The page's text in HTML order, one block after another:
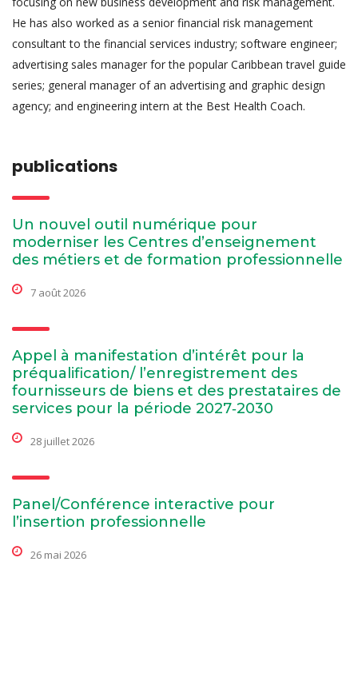
He has also worked as a senior financial risk management
consultant to the financial services industry; software engineer;
advertising sales manager for the popular Caribbean travel guide
series; general manager of an advertising and graphic design
agency; and engineering intern at the Best Health Coach.
publications
Un nouvel outil numérique pour
moderniser les Centres d’enseignement
des métiers et de formation professionnelle
7 août 2026
Appel à manifestation d’intérêt pour la
préqualification/ l’enregistrement des
fournisseurs de biens et des prestataires de
services pour la période 2027‑2030
28 juillet 2026
Panel/Conférence interactive pour
l’insertion professionnelle
26 mai 2026